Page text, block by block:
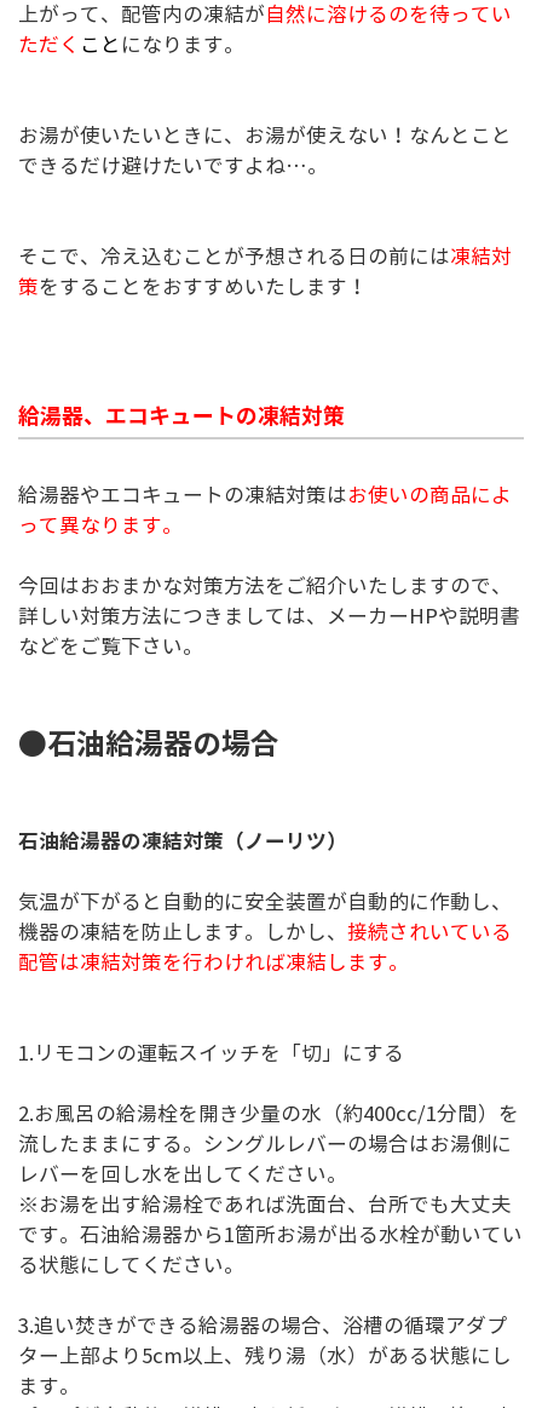
上がって、配管内の凍結が自然に溶けるのを待ってい
ただく こと になります。
お湯が使いたいときに、お湯が使えない！なんとこと
できるだけ避けたいですよね…。
そこで、冷え込むことが予想される日の前には凍結対
策をすることをおすすめいたします！
給湯器、エコキュートの凍結対策
給湯器やエコキュートの凍結対策はお使いの商品によ
って異なります。
今回はおおまかな対策方法をご紹介いたしますので、
詳しい対策方法につきましては、メーカーHPや説明書
などをご覧下さい。
●石油給湯器の場合
石油給湯器の凍結対策（ノーリツ）
気温が下がると自動的に安全装置が自動的に作動し、
機器の凍結を防止します。しかし、 接続されいている
配管は凍結対策を行わければ凍結します。
1.リモコンの運転スイッチを「切」にする
2.お風呂の給湯栓を開き少量の水（約400cc/1分間）を
流したままにする。シングルレバーの場合はお湯側に
レバーを回し水を出してください。
※お湯を出す給湯栓であれば洗面台、台所でも大丈夫
です。石油給湯器から1箇所お湯が出る水栓が動いてい
る状態にしてください。
3.追い焚きができる給湯器の場合、浴槽の循環アダプ
ター上部より5cm以上、残り湯（水）がある状態にし
ます。